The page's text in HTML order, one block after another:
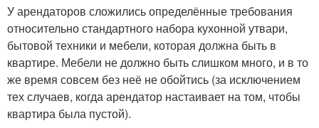
У арендаторов сложились определённые требования
относительно стандартного набора кухонной утвари,
бытовой техники и мебели, которая должна быть в
квартире. Мебели не должно быть слишком много, и в то
же время совсем без неё не обойтись (за исключением
тех случаев, когда арендатор настаивает на том, чтобы
квартира была пустой).